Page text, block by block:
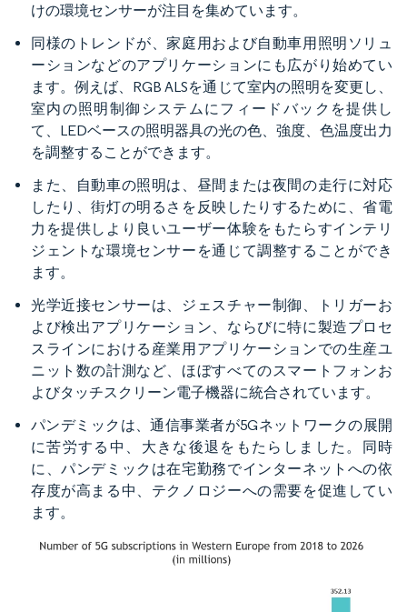
けの環境センサーが注目を集めています。
同様のトレンドが、家庭用および自動車用照明ソリュ
ーションなどのアプリケーションにも広がり始めてい
ます。例えば、RGB ALSを通じて室内の照明を変更し、
室内の照明制御システムにフィードバックを提供し
て、LEDベースの照明器具の光の色、強度、色温度出力
を調整することができます。
また、自動車の照明は、昼間または夜間の走行に対応
したり、街灯の明るさを反映したりするために、省電
力を提供しより良いユーザー体験をもたらすインテリ
ジェントな環境センサーを通じて調整することができ
ます。
光学近接センサーは、ジェスチャー制御、トリガーお
よび検出アプリケーション、ならびに特に製造プロセ
スラインにおける産業用アプリケーションでの生産ユ
ニット数の計測など、ほぼすべてのスマートフォンお
よびタッチスクリーン電子機器に統合されています。
パンデミックは、通信事業者が5Gネットワークの展開
に苦労する中、大きな後退をもたらしました。同時
に、パンデミックは在宅勤務でインターネットへの依
存度が高まる中、テクノロジーへの需要を促進してい
ます。